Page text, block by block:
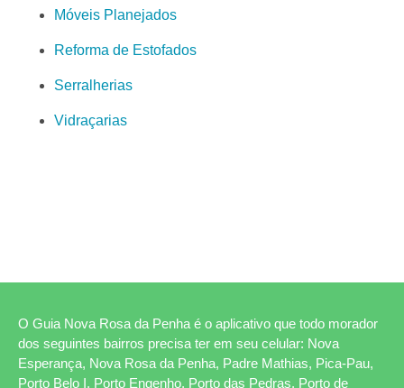
Móveis Planejados
Reforma de Estofados
Serralherias
Vidraçarias
O Guia Nova Rosa da Penha é o aplicativo que todo morador
dos seguintes bairros precisa ter em seu celular: Nova
Esperança, Nova Rosa da Penha, Padre Mathias, Pica-Pau,
Porto Belo I, Porto Engenho, Porto das Pedras, Porto de